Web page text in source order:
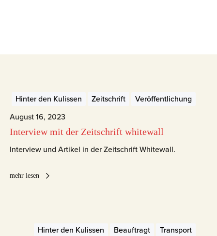
Hinter den Kulissen Zeitschrift
Veröffentlichung
August 16, 2023
Interview mit der Zeitschrift whitewall
Interview und Artikel in der Zeitschrift Whitewall.
mehr lesen
Hinter den Kulissen Beauftragt
Transport